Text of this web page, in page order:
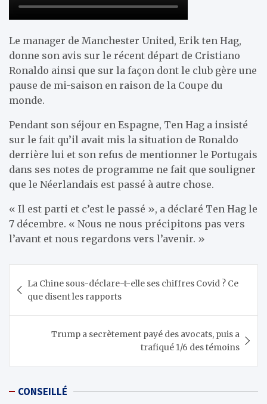
Le manager de Manchester United, Erik ten Hag,
donne son avis sur le récent départ de Cristiano
Ronaldo ainsi que sur la façon dont le club gère une
pause de mi-saison en raison de la Coupe du
monde.
Pendant son séjour en Espagne, Ten Hag a insisté
sur le fait qu’il avait mis la situation de Ronaldo
derrière lui et son refus de mentionner le Portugais
dans ses notes de programme ne fait que souligner
que le Néerlandais est passé à autre chose.
« Il est parti et c’est le passé », a déclaré Ten Hag le
7 décembre. « Nous ne nous précipitons pas vers
l’avant et nous regardons vers l’avenir. »
de
l’article
La Chine sous-déclare-t-elle ses chiffres Covid ? Ce
que disent les rapports
Trump a secrètement payé des avocats, puis a
trafiqué 1/6 des témoins
CONSEILLÉ